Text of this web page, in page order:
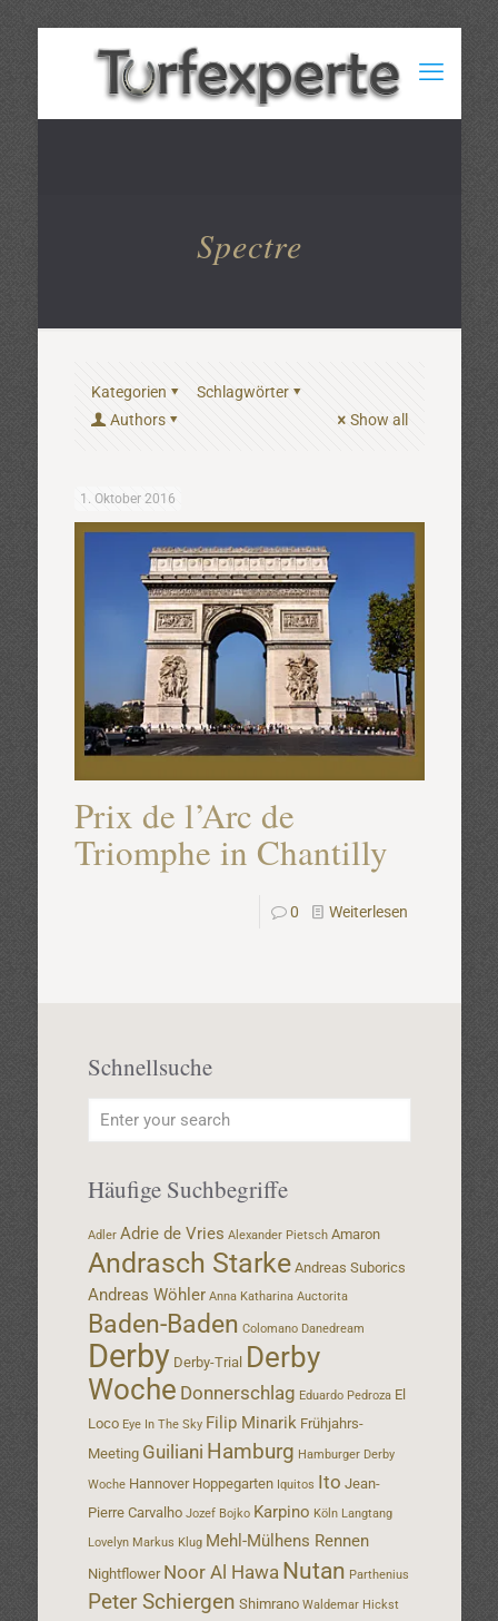
Spectre
Kategorien
Schlagwörter
Authors
Show all
1. Oktober 2016
Prix de l’Arc de
Triomphe in Chantilly
0 Weiterlesen
Schnellsuche
Häufige Suchbegriffe
Adler Adrie de Vries Alexander Pietsch Amaron
Andrasch Starke Andreas Suborics
Andreas Wöhler Anna Katharina Auctorita
Baden-Baden Colomano Danedream
Derby Derby-Trial Derby
Woche Donnerschlag Eduardo Pedroza El
Loco Eye In The Sky Filip Minarik Frühjahrs-
Meeting Guiliani Hamburg Hamburger Derby
Woche Hannover Hoppegarten Iquitos Ito Jean-
Pierre Carvalho Jozef Bojko Karpino Köln Langtang
Lovelyn Markus Klug Mehl-Mülhens Rennen
Nightflower Noor Al Hawa Nutan Parthenius
Peter Schiergen Shimrano Waldemar Hickst